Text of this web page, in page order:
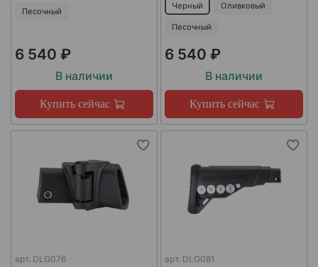
Песочный
6 540 ₽
В наличии
Купить сейчас
Черный Оливковый
Песочный
6 540 ₽
В наличии
Купить сейчас
арт. DLG076 арт. DLG081